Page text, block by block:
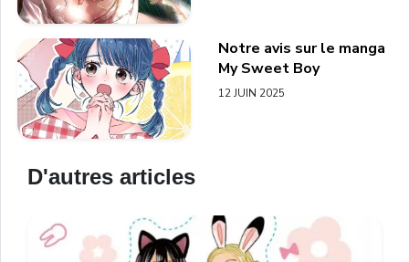
Notre avis sur le manga
My Sweet Boy
12 JUIN 2025
D'autres articles